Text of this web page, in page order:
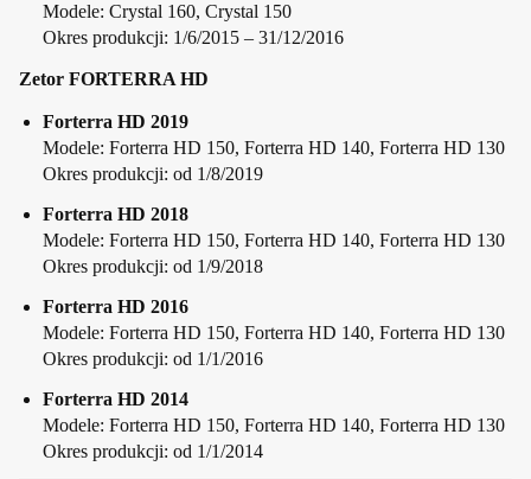
Modele: Crystal 160, Crystal 150
Okres produkcji: 1/6/2015 – 31/12/2016
Zetor FORTERRA HD
Forterra HD 2019
Modele: Forterra HD 150, Forterra HD 140, Forterra HD 130
Okres produkcji: od 1/8/2019
Forterra HD 2018
Modele: Forterra HD 150, Forterra HD 140, Forterra HD 130
Okres produkcji: od 1/9/2018
Forterra HD 2016
Modele: Forterra HD 150, Forterra HD 140, Forterra HD 130
Okres produkcji: od 1/1/2016
Forterra HD 2014
Modele: Forterra HD 150, Forterra HD 140, Forterra HD 130
Okres produkcji: od 1/1/2014